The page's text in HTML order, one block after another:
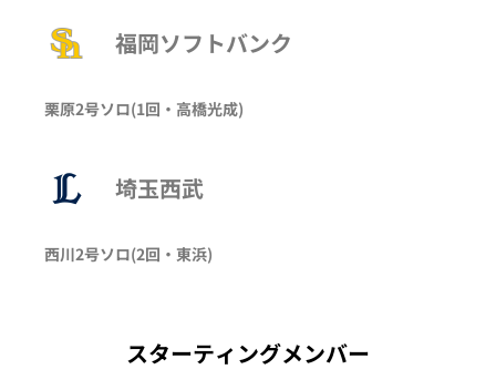
福岡ソフトバンク
栗原2号ソロ(1回・ 高橋光成)
埼玉西武
西川2号ソロ(2回・ 東浜)
スターティングメンバー